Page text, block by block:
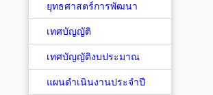
ยุทธศาสตร์การพัฒนา
เทศบัญญัติ
เทศบัญญัติงบประมาณ
แผนดำเนินงานประจำปี